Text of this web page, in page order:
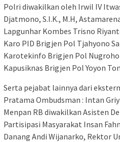
Polri diwakilkan oleh Irwil IV
Djatmono, S.I.K., M.H,
Lapgunhar Kombes Trisno
Karo PID Brigjen Pol Tjahyono
Karotekinfo Brigjen Pol Nugroho
Kapusiknas Brigjen Pol Yoyon
Serta pejabat lainnya dari
Pratama Ombudsman : Intan
Menpan RB diwakilkan Asisten
Partisipasi Masyarakat Insan
Danang Andi Wijanarko, Rektor